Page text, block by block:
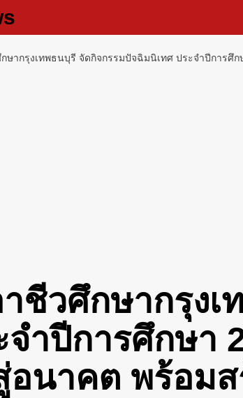
ษากรุงเทพธนบุรี จัดกิจกรรมปัจฉิมนิเทศ ประจำปีการศึ
ชีวศึกษากรุง
จำปีการศึกษา
นาคต พร้อมส